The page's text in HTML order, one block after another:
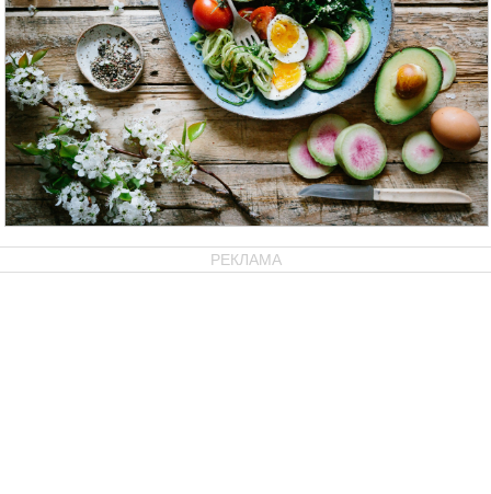
РЕКЛАМА